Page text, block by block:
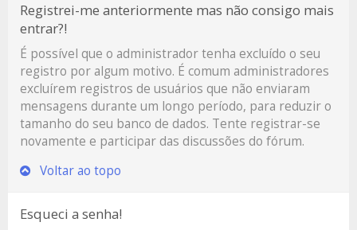
Registrei-me anteriormente mas não consigo mais
entrar?!
É possível que o administrador tenha excluído o seu
registro por algum motivo. É comum administradores
excluírem registros de usuários que não enviaram
mensagens durante um longo período, para reduzir o
tamanho do seu banco de dados. Tente registrar-se
novamente e participar das discussões do fórum.
Voltar ao topo
Esqueci a senha!